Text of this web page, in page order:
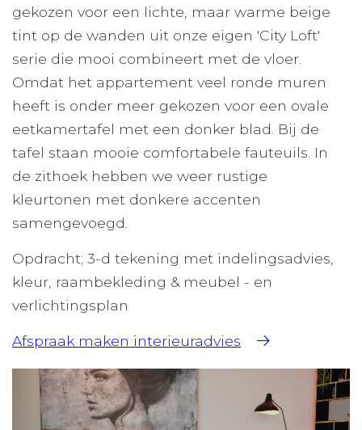
gekozen voor een lichte, maar warme beige
tint op de wanden uit onze eigen 'City Loft'
serie die mooi combineert met de vloer.
Omdat het appartement veel ronde muren
heeft is onder meer gekozen voor een ovale
eetkamertafel met een donker blad. Bij de
tafel staan mooie comfortabele fauteuils. In
de zithoek hebben we weer rustige
kleurtonen met donkere accenten
samengevoegd.
Opdracht; 3-d tekening met indelingsadvies,
kleur, raambekleding & meubel - en
verlichtingsplan
Afspraak maken interieuradvies